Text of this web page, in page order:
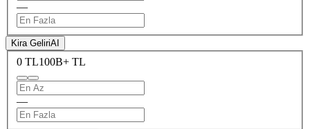
—
Kira GeliriAI
0 TL100B+ TL
—